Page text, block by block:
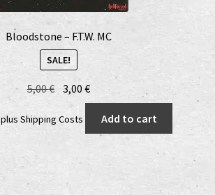
Bloodstone – F.T.W. MC
SALE!
5,00€ Original
price
was:
3,00€Current
price
3,00 €.
plus Shipping Costs Add to cart